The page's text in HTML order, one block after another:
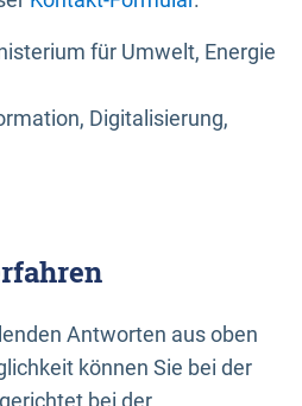
für Umwelt, Energie
Digitalisierung,
Antworten aus oben
können Sie bei der
bei der